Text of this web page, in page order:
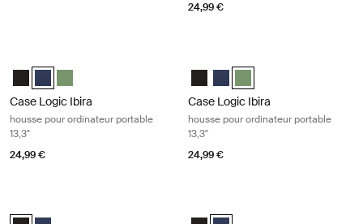
24,99 €
Case Logic Ibira Laptop Sleeve Noir
Case Logic Ibira Laptop Sleeve Bleu robe (selected)
Case Logic Ibira Laptop Sleeve Islay Green
Case Logic Ibira
housse pour ordinateur portable
13,3"
24,99 €
Case Logic Ibira Laptop Sleeve
Case Logic Ibira Laptop
Case Logic Ibira Laptop
Case Logic Ibira
housse pour ordinateur portable
13,3"
24,99 €
Case Logic Ibira Laptop Sleeve Noir (selected)
Case Logic Ibira Laptop Sleeve Bleu robeCase Logic Ibira Laptop Sleeve
Case Logic Ibira Laptop